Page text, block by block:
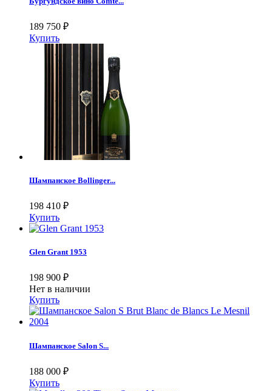
189 750 ₽
Купить
Шампанское Bollinger...
198 410 ₽
Купить
Glen Grant 1953
198 900 ₽
Нет в наличии
Купить
Шампанское Salon S...
188 000 ₽
Купить